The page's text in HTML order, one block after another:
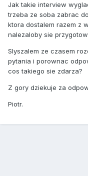
Jak takie interview
trzeba ze soba zabrac
ktora dostalem razem z
nalezaloby sie
Slyszalem ze czasem
pytania i porownac
cos takiego sie zdarza?
Z gory dziekuje za
Piotr.